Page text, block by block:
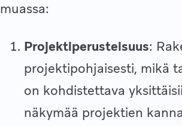
muassa:
Projektiperusteisuus:
projektipohjaisesti, mikä
on kohdistettava
näkymää projektien